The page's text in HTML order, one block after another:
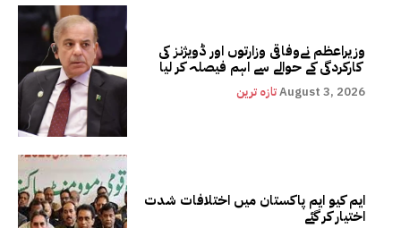
وزیراعظم نےوفاقی وزارتوں اور ڈویژنز کی
کارکردگی کے حوالے سے اہم فیصلہ کر لیا
تازہ ترینAugust 3, 2026
ایم کیو ایم پاکستان میں اختلافات شدت
اختیار کر گئے